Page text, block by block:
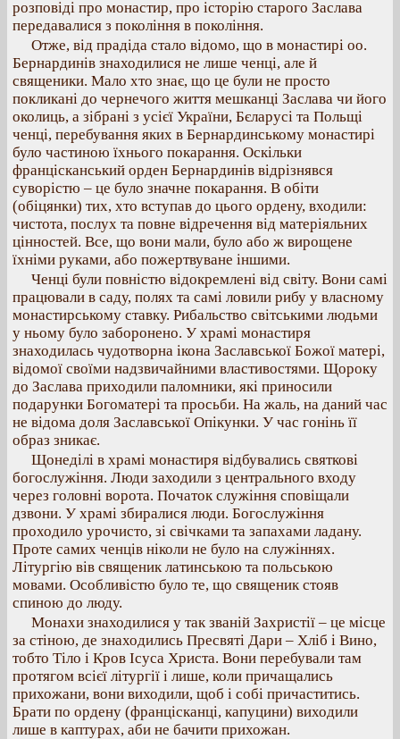
розповіді про монастир, про історію старого Заслава
передавалися з покоління в покоління.
Отже, від прадіда стало відомо, що в монастирі оо.
Бернардинів знаходилися не лише ченці, але й
священики. Мало хто знає, що це були не просто
покликані до чернечого життя мешканці Заслава чи його
околиць, а зібрані з усієї України, Бєларусі та Польщі
ченці, перебування яких в Бернардинському монастирі
було частиною їхнього покарання. Оскільки
францісканський орден Бернардинів відрізнявся
суворістю – це було значне покарання. В обіти
(обіцянки) тих, хто вступав до цього ордену, входили:
чистота, послух та повне відречення від матеріяльних
цінностей. Все, що вони мали, було або ж вирощене
їхніми руками, або пожертвуване іншими.
Ченці були повністю відокремлені від світу. Вони самі
працювали в саду, полях та самі ловили рибу у власному
монастирському ставку. Рибальство світськими людьми
у ньому було заборонено. У храмі монастиря
знаходилась чудотворна ікона Заславської Божої матері,
відомої своїми надзвичайними властивостями. Щороку
до Заслава приходили паломники, які приносили
подарунки Богоматері та просьби. На жаль, на даний час
не відома доля Заславської Опікунки. У час гонінь її
образ зникає.
Щонеділі в храмі монастиря відбувались святкові
богослужіння. Люди заходили з центрального входу
через головні ворота. Початок служіння сповіщали
дзвони. У храмі збиралися люди. Богослужіння
проходило урочисто, зі свічками та запахами ладану.
Проте самих ченців ніколи не було на служіннях.
Літургію вів священик латинською та польською
мовами. Особливістю було те, що священик стояв
спиною до люду.
Монахи знаходилися у так званій Захристії – це місце
за стіною, де знаходились Пресвяті Дари – Хліб і Вино,
тобто Тіло і Кров Ісуса Христа. Вони перебували там
протягом всієї літургії і лише, коли причащались
прихожани, вони виходили, щоб і собі причаститись.
Брати по ордену (францісканці, капуцини) виходили
лише в каптурах, аби не бачити прихожан.